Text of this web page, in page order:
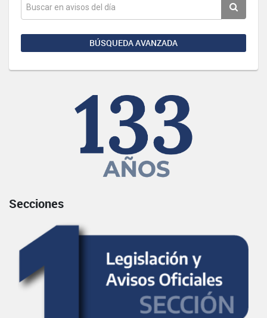
BÚSQUEDA AVANZADA
Secciones